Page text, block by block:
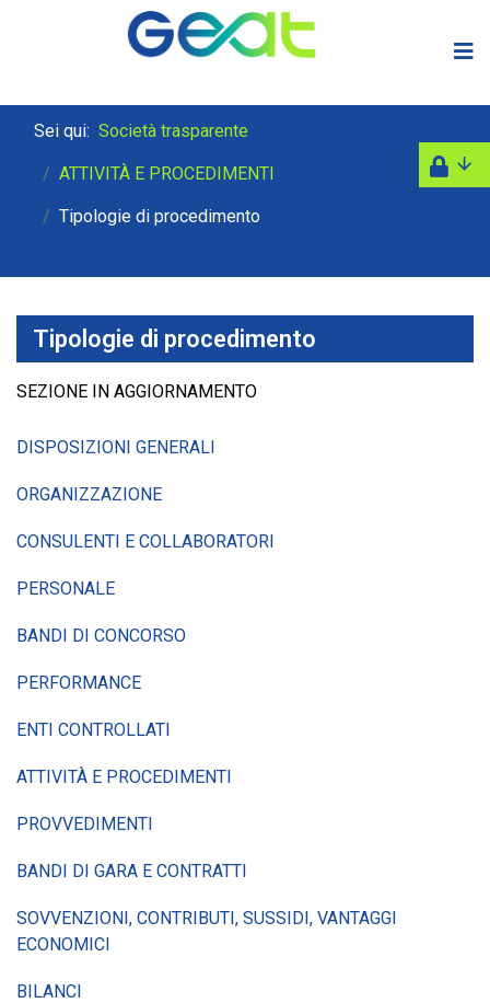
Sei qui: Società trasparente
ATTIVITÀ E PROCEDIMENTI
Tipologie di procedimento
Tipologie di procedimento
SEZIONE IN AGGIORNAMENTO
DISPOSIZIONI GENERALI
ORGANIZZAZIONE
CONSULENTI E COLLABORATORI
PERSONALE
BANDI DI CONCORSO
PERFORMANCE
ENTI CONTROLLATI
ATTIVITÀ E PROCEDIMENTI
PROVVEDIMENTI
BANDI DI GARA E CONTRATTI
SOVVENZIONI, CONTRIBUTI, SUSSIDI, VANTAGGI
ECONOMICI
BILANCI